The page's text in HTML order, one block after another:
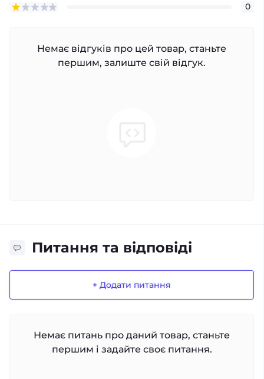
0
Немає відгуків про цей товар, станьте
першим, залиште свій відгук.
Питання та відповіді
+ Додати питання
Немає питань про даний товар, станьте
першим і задайте своє питання.